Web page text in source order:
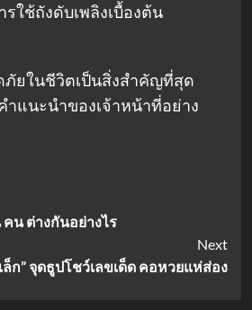
รใช้ถังดับเพลิงเบื้องต้น
ภัยในชีวิตเป็นสิ่งสำคัญที่สุด
แนะนำของเจ้าหน้าที่อย่าง
คน ต่างกันอย่างไร
Next
ล็ก” จุดธูปโชว์เลขเด็ด คอหวยแห่ส่อง